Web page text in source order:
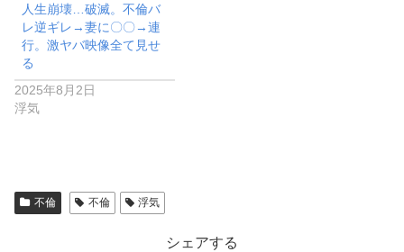
人生崩壊…破滅。不倫バ
レ逆ギレ→妻に〇〇→連
行。激ヤバ映像全て見せ
る
2025年8月2日
浮気
不倫 不倫 浮気
シェアする